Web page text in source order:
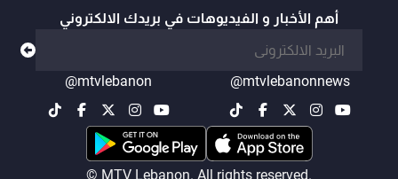
أهم الأخبار و الفيديوهات في بريدك الالكتروني
@mtvlebanonnews
@mtvlebanon
© MTV Lebanon. All rights reserved.